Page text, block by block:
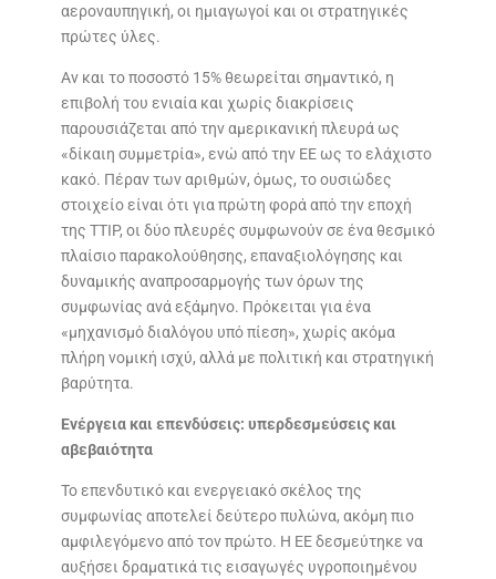
αεροναυπηγική, οι ημιαγωγοί και οι στρατηγικές
πρώτες ύλες.
Αν και το ποσοστό 15% θεωρείται σημαντικό, η
επιβολή του ενιαία και χωρίς διακρίσεις
παρουσιάζεται από την αμερικανική πλευρά ως
«δίκαιη συμμετρία», ενώ από την ΕΕ ως το ελάχιστο
κακό. Πέραν των αριθμών, όμως, το ουσιώδες
στοιχείο είναι ότι για πρώτη φορά από την εποχή
της TTIP, οι δύο πλευρές συμφωνούν σε ένα θεσμικό
πλαίσιο παρακολούθησης, επαναξιολόγησης και
δυναμικής αναπροσαρμογής των όρων της
συμφωνίας ανά εξάμηνο. Πρόκειται για ένα
«μηχανισμό διαλόγου υπό πίεση», χωρίς ακόμα
πλήρη νομική ισχύ, αλλά με πολιτική και στρατηγική
βαρύτητα.
Ενέργεια και επενδύσεις: υπερδεσμεύσεις και
αβεβαιότητα
Το επενδυτικό και ενεργειακό σκέλος της
συμφωνίας αποτελεί δεύτερο πυλώνα, ακόμη πιο
αμφιλεγόμενο από τον πρώτο. Η ΕΕ δεσμεύτηκε να
αυξήσει δραματικά τις εισαγωγές υγροποιημένου